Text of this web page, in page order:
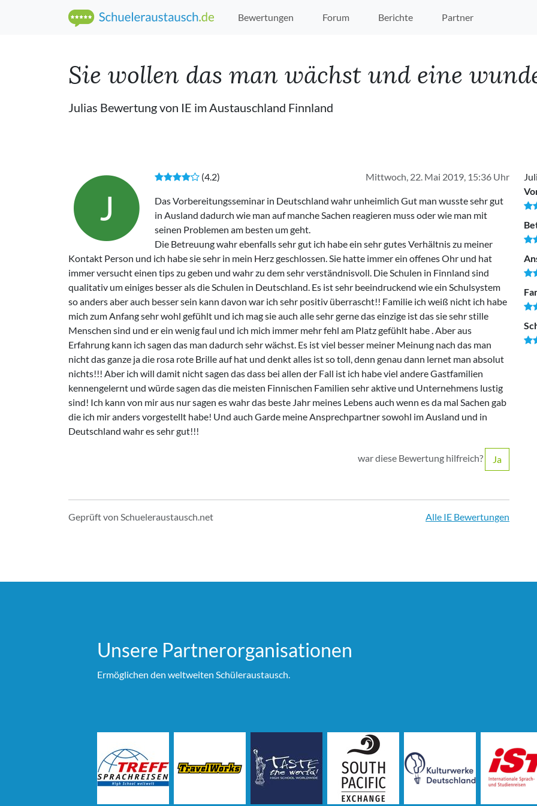
Bewertungen Forum Berichte Partner
Sie wollen das man wächst und eine
Julias Bewertung von IE im Austauschland Finnland
J
Mittwoch, 22. Mai 2019, 15:36 Uhr
(4.2)
Das Vorbereitungsseminar in Deutschland wahr unheimlich Gut man wusste sehr gut
in Ausland dadurch wie man auf manche Sachen reagieren muss oder wie man mit
seinen Problemen am besten um geht.
Die Betreuung wahr ebenfalls sehr gut ich habe ein sehr gutes Verhältnis zu meiner
Kontakt Person und ich habe sie sehr in mein Herz geschlossen. Sie hatte immer ein offenes Ohr und hat
immer versucht einen tips zu geben und wahr zu dem sehr verständnisvoll. Die Schulen in Finnland sind
qualitativ um einiges besser als die Schulen in Deutschland. Es ist sehr beeindruckend wie ein Schulsystem
so anders aber auch besser sein kann davon war ich sehr positiv überrascht!! Familie ich weiß nicht ich habe
mich zum Anfang sehr wohl gefühlt und ich mag sie auch alle sehr gerne das einzige ist das sie sehr stille
Menschen sind und er ein wenig faul und ich mich immer mehr fehl am Platz gefühlt habe . Aber aus
Erfahrung kann ich sagen das man dadurch sehr wächst. Es ist viel besser meiner Meinung nach das man
nicht das ganze ja die rosa rote Brille auf hat und denkt alles ist so toll, denn genau dann lernet man absolut
nichts!!! Aber ich will damit nicht sagen das dass bei allen der Fall ist ich habe viel andere Gastfamilien
kennengelernt und würde sagen das die meisten Finnischen Familien sehr aktive und Unternehmens lustig
sind! Ich kann von mir aus nur sagen es wahr das beste Jahr meines Lebens auch wenn es da mal Sachen gab
die ich mir anders vorgestellt habe! Und auch Garde meine Ansprechpartner sowohl im Ausland und in
Deutschland wahr es sehr gut!!!
war diese Bewertung hilfreich? Ja
Geprüft von Schueleraustausch.net Alle IE Bewertungen
Unsere Partner­organi­sationen
Ermöglichen den weltweiten Schüleraustausch.